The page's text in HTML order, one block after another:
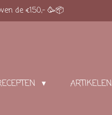
de €150,- 🥳📦
ARTIKELEN